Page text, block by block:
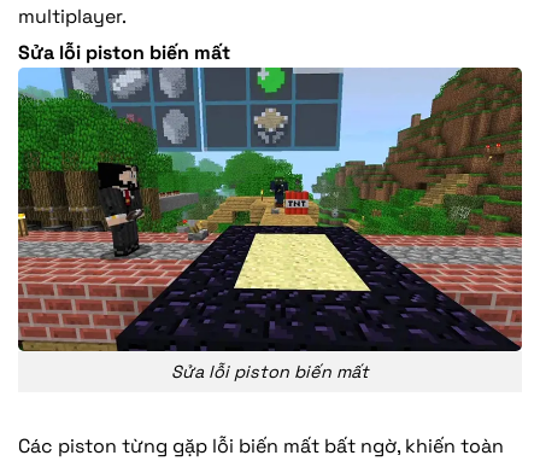
multiplayer.
Sửa lỗi piston biến mất
Sửa lỗi piston biến mất
Các piston từng gặp lỗi biến mất bất ngờ, khiến toàn